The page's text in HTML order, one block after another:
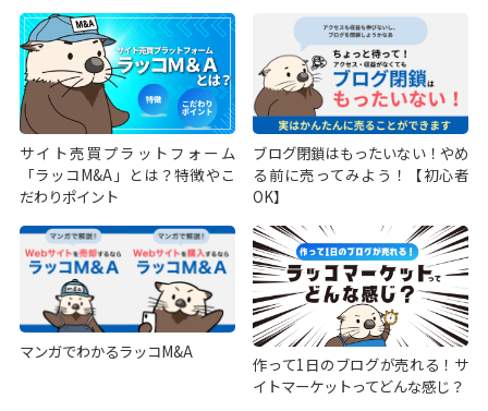
サイト売買プラットフォーム
「ラッコM&A」とは？特徴やこ
だわりポイント
ブログ閉鎖はもったいない！やめ
る前に売ってみよう！【初心者
OK】
マンガでわかるラッコM&A
作って1日のブログが売れる！サ
イトマーケットってどんな感じ？